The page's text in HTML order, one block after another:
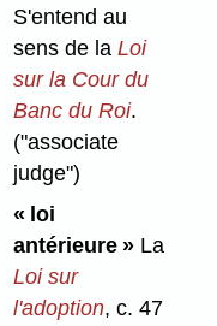
S'entend au
sens de la Loi
sur la Cour du
Banc du Roi.
("associate
judge")
« loi
antérieure »La
Loi sur
l'adoption, c. 47